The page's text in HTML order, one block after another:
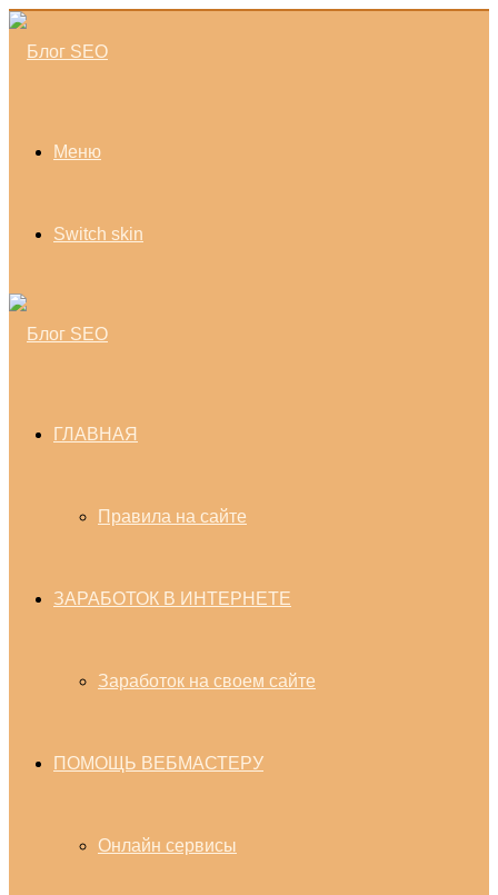
Меню
Switch skin
ГЛАВНАЯ
Правила на сайте
ЗАРАБОТОК В ИНТЕРНЕТЕ
Заработок на своем сайте
ПОМОЩЬ ВЕБМАСТЕРУ
Онлайн сервисы